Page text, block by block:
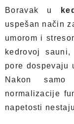
Boravak u
uspešan način
umorom i
kedrovoj
pore dospevaju
Nakon
normalizacije
napetosti